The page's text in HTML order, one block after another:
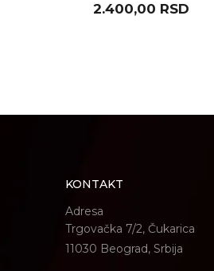
2.400,00 RSD
KONTAKT
Adresa
Trgovačka 7/2, Čukarica
11030 Beograd, Srbija